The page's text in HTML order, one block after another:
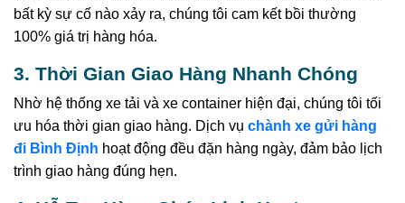
bất kỳ sự cố nào xảy ra, chúng tôi cam kết bồi thường
100% giá trị hàng hóa.
3. Thời Gian Giao Hàng Nhanh Chóng
Nhờ hệ thống xe tải và xe container hiện đại, chúng tôi tối
ưu hóa thời gian giao hàng. Dịch vụ chành xe gửi hàng
đi Bình Định hoạt động đều đặn hàng ngày, đảm bảo lịch
trình giao hàng đúng hẹn.